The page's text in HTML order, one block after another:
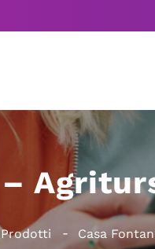
Prodotti Casa